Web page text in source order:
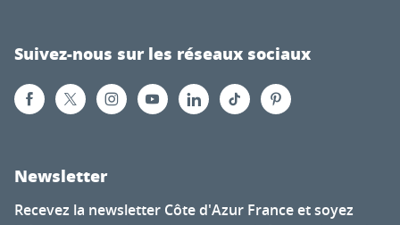
Suivez-nous sur les réseaux sociaux
Newsletter
Recevez la newsletter Côte d'Azur France et soyez